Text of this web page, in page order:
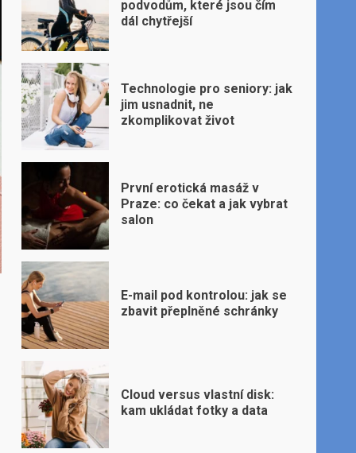
podvodům, které jsou čím
dál chytřejší
Technologie pro seniory: jak
jim usnadnit, ne
zkomplikovat život
První erotická masáž v
Praze: co čekat a jak vybrat
salon
E-mail pod kontrolou: jak se
zbavit přeplněné schránky
Cloud versus vlastní disk:
kam ukládat fotky a data